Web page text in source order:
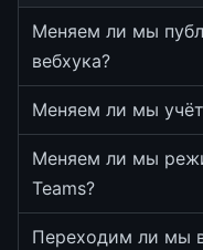
Меняем ли мы
вебхука?
Меняем ли мы
Меняем ли мы
Teams?
Переходим ли мы